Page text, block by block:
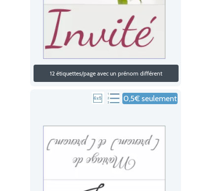
12 étiquettes/page avec un prénom différent
0,5€ seulement